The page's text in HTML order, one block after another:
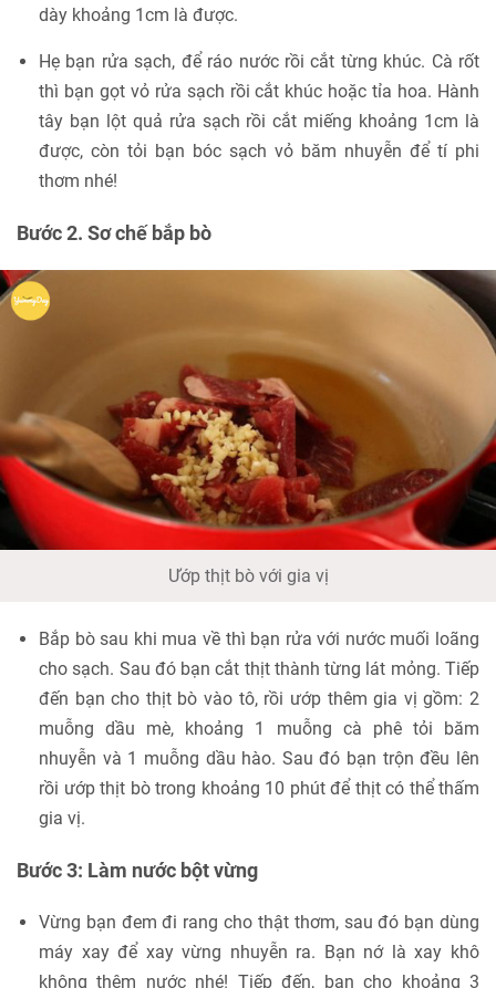
dày khoảng 1cm là được.
Hẹ bạn rửa sạch, để ráo nước rồi cắt từng khúc. Cà rốt
thì bạn gọt vỏ rửa sạch rồi cắt khúc hoặc tỉa hoa. Hành
tây bạn lột quả rửa sạch rồi cắt miếng khoảng 1cm là
được, còn tỏi bạn bóc sạch vỏ băm nhuyễn để tí phi
thơm nhé!
Bước 2. Sơ chế bắp bò
Ướp thịt bò với gia vị
Bắp bò sau khi mua về thì bạn rửa với nước muối loãng
cho sạch. Sau đó bạn cắt thịt thành từng lát mỏng. Tiếp
đến bạn cho thịt bò vào tô, rồi ướp thêm gia vị gồm: 2
muỗng dầu mè, khoảng 1 muỗng cà phê tỏi băm
nhuyễn và 1 muỗng dầu hào. Sau đó bạn trộn đều lên
rồi ướp thịt bò trong khoảng 10 phút để thịt có thể thấm
gia vị.
Bước 3: Làm nước bột vừng
Vừng bạn đem đi rang cho thật thơm, sau đó bạn dùng
máy xay để xay vừng nhuyễn ra. Bạn nớ là xay khô
không thêm nước nhé! Tiếp đến, bạn cho khoảng 3